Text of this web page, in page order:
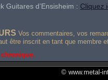
Guitares d’Ensisheim : Cliquez
Vos commentaires, vos
être inscrit en tant que membre
© www.metal-